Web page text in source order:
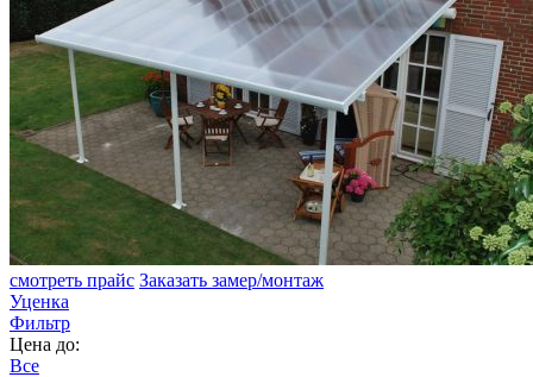
смотреть прайс Заказать замер/монтаж
Уценка
Фильтр
Цена до:
Все